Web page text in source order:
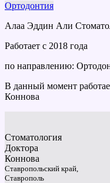
Ортодонтия
Алаа Эддин Али
Работает с 2018 года
по направлению:
В данный момент
Коннова
Стоматология
Доктора
Коннова
Ставропольский край,
Ставрополь